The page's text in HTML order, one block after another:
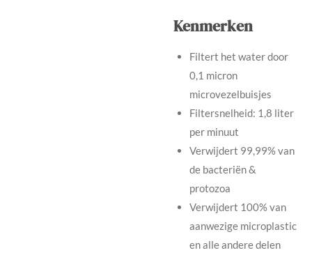
Kenmerken
Filtert het water door
0,1 micron
microvezelbuisjes
Filtersnelheid: 1,8 liter
per minuut
Verwijdert 99,99% van
de bacteriën &
protozoa
Verwijdert 100% van
aanwezige microplastic
en alle andere delen